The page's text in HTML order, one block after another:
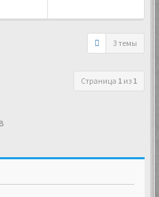
3 темы
Страница 1 из 1